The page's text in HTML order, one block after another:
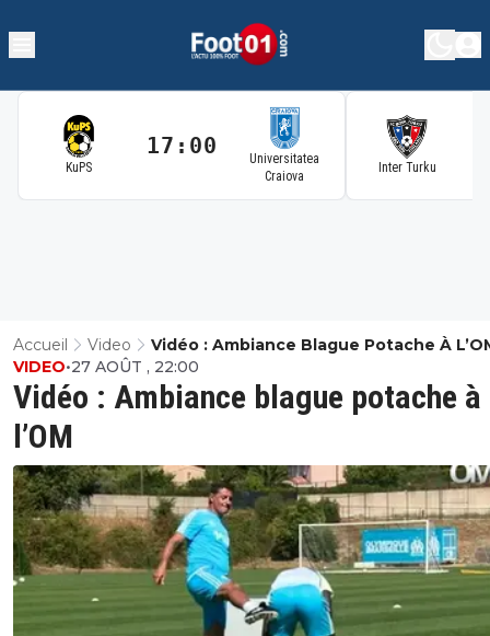
KuPS
17:00
Universitatea
Craiova
Inter Turku
Accueil Video Vidéo : Ambiance Blague Potache À
Vidéo : Ambiance blague potache à
l’OM
VIDEO•27 AOÛT , 22:00